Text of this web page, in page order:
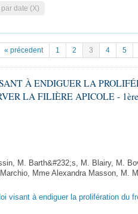
l'Assemblée ... )
date (X)
« précedent 1 2 3 4 5
À ENDIGUER LA
LA FILIÈRE APICOLE - 1ère
M. Barth&#232;s, M. Blairy, M.
Mme Alexandra Masson, M.
visant à endiguer la prolifération du